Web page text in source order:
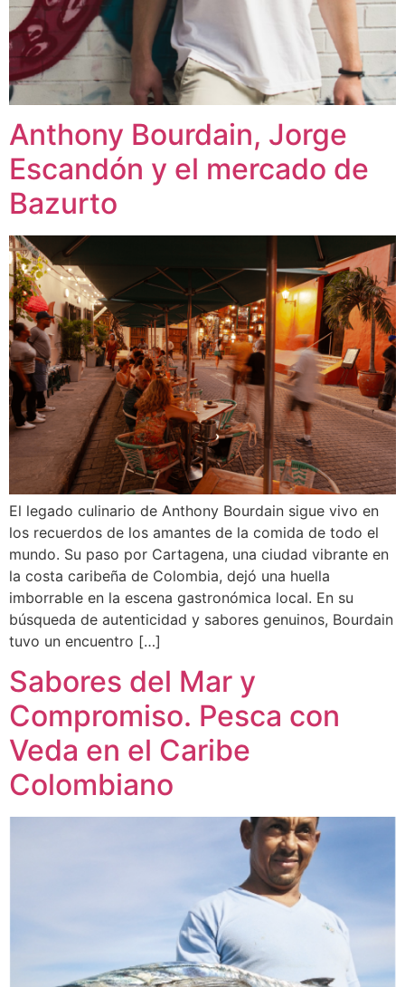
Anthony Bourdain, Jorge
Escandón y el mercado de
Bazurto
El legado culinario de Anthony Bourdain sigue vivo en
los recuerdos de los amantes de la comida de todo el
mundo. Su paso por Cartagena, una ciudad vibrante en
la costa caribeña de Colombia, dejó una huella
imborrable en la escena gastronómica local. En su
búsqueda de autenticidad y sabores genuinos, Bourdain
tuvo un encuentro […]
Sabores del Mar y
Compromiso. Pesca con
Veda en el Caribe
Colombiano